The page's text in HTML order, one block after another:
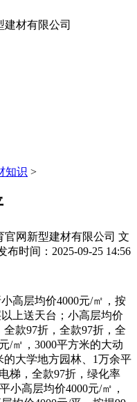
知识 >
官网新型建材有限公司 文
布时间：2025-09-25 14:56
高层均价4000元/㎡，按
上送天台；小高层均价
款97折，全款97折，全
/㎡，3000平方米的大动
大学地方园林、1万余平
梯，全款97折，绿化率
小高层均价4000元/㎡，